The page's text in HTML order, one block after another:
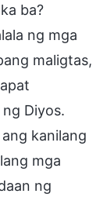
ba?
ng mga
maligtas,
Diyos.
kanilang
mga
ng